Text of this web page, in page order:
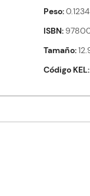
Peso 0.1234
ISBN
Tamaño
Código KEL